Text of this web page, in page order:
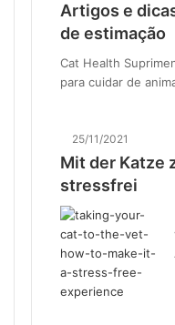
Artigos e
de estimação
Cat Health
para cuidar de
25/11/2021
Mit der Katze
stressfrei